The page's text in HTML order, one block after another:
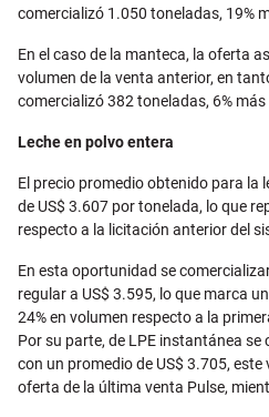
comercializó 1.050 toneladas, 19%
En el caso de la manteca, la oferta
volumen de la venta anterior, en
comercializó 382 toneladas, 6%
Leche en polvo entera
El precio promedio obtenido para la
de US$ 3.607 por tonelada, lo que
respecto a la licitación anterior del
En esta oportunidad se
regular a US$ 3.595, lo que marca
24% en volumen respecto a la
Por su parte, de LPE instantánea
con un promedio de US$ 3.705, este
oferta de la última venta Pulse,